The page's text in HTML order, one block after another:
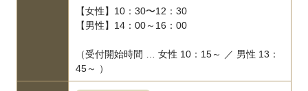
【女性】10：30〜12：30
【男性】14：00～16：00
（受付開始時間 … 女性 10：15～ ／ 男性 13：
45～ ）